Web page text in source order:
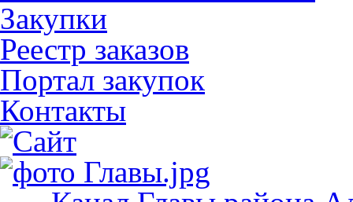
Закупки
Реестр заказов
Портал закупок
Контакты